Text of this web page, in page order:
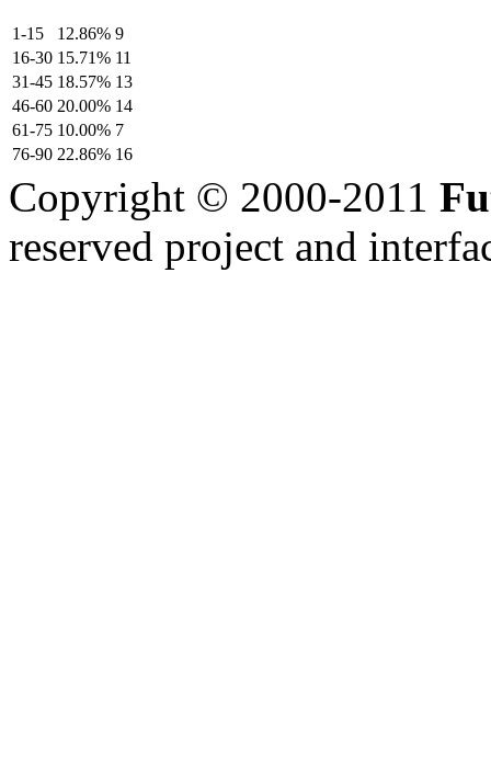
1-15 12.86% 9
16-30 15.71% 11
31-45 18.57% 13
46-60 20.00% 14
61-75 10.00% 7
76-90 22.86% 16
Copyright © 2000-2011
reserved project and